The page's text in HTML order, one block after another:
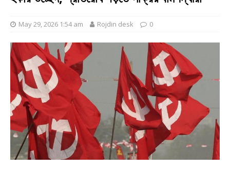
May 29, 2026 1:54 am Rojdin desk 0